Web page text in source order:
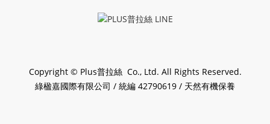
Copyright © Plus普拉絲 Co., Ltd. All Rights Reserved.
綠楹嘉國際有限公司 / 統編 42790619 / 天然有機保養